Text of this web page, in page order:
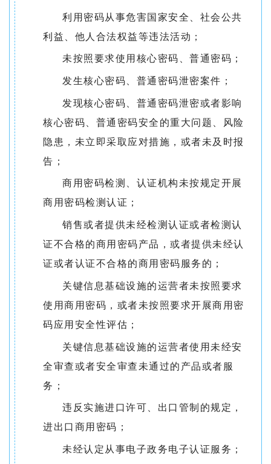
利用密码从事危害国家安全、社会公共
利益、他人合法权益等违法活动；
未按照要求使用核心密码、普通密码；
发生核心密码、普通密码泄密案件；
发现核心密码、普通密码泄密或者影响
核心密码、普通密码安全的重大问题、风险
隐患，未立即采取应对措施，或者未及时报
告；
商用密码检测、认证机构未按规定开展
商用密码检测认证；
销售或者提供未经检测认证或者检测认
证不合格的商用密码产品，或者提供未经认
证或者认证不合格的商用密码服务的；
关键信息基础设施的运营者未按照要求
使用商用密码，或者未按照要求开展商用密
码应用安全性评估；
关键信息基础设施的运营者使用未经安
全审查或者安全审查未通过的产品或者服
务；
违反实施进口许可、出口管制的规定，
进出口商用密码；
未经认定从事电子政务电子认证服务；